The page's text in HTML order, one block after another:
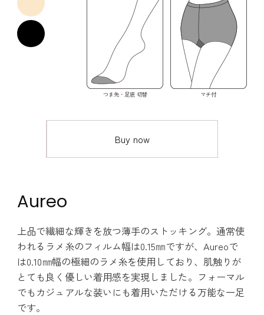
つま先・足底 切替 マチ付
Buy now
Aureo
上品で繊細な輝きを放つ薄手のストッキング。通常使
われるラメ糸のフィルム幅は0.15㎜ですが、Aureoで
は0.10㎜幅の極細のラメ糸を使用しており、肌触りが
とても良く優しい着用感を実現しました。フォーマル
でもカジュアルな装いにも着用いただける万能な一足
です。